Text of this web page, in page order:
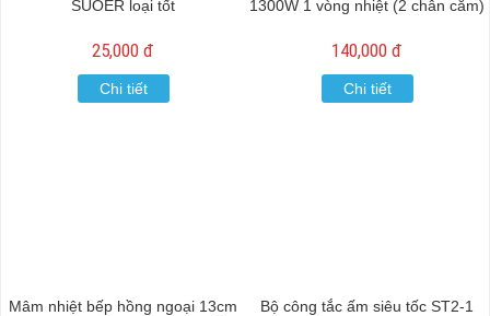
SUOER loại tốt
25,000 đ
Chi tiết
1300W 1 vòng nhiệt (2 chân cắm)
140,000 đ
Chi tiết
Mâm nhiệt bếp hồng ngoại 13cm
Bộ công tắc ấm siêu tốc ST2-1